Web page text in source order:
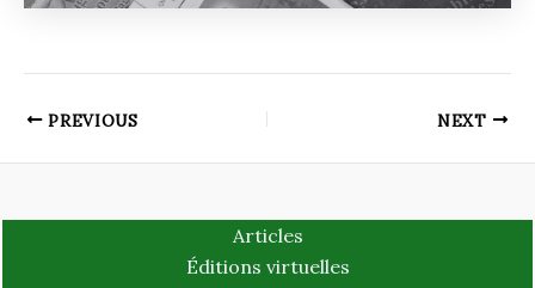
PREVIOUS NEXT
Articles
Éditions virtuelles